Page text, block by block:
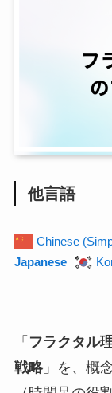
他言語
Chinese
Japanese
「 フラクタル
戦略」を、概